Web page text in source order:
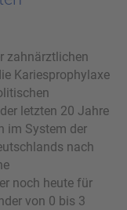
zahnärztlichen
Kariesprophylaxe
letzten 20 Jahre
im System der
nach
noch heute für
von 0 bis 3